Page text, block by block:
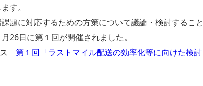
す。
題に対応するための方策について議論・検討すること
26日に第１回が開催されました。
第１回「ラストマイル配送の効率化等に向けた検討